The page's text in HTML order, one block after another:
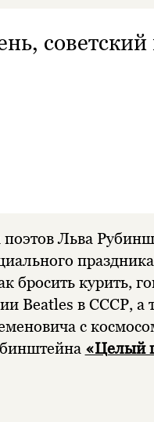
советский
Льва
праздника
бросить курить,
Beatles в СССР, а
с
«Целый